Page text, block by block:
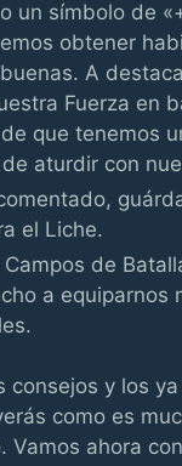
un símbolo de
obtener
A
Fuerza en
que tenemos
aturdir con
el Liche.
de
a equiparnos
consejos y los
como es
Vamos ahora